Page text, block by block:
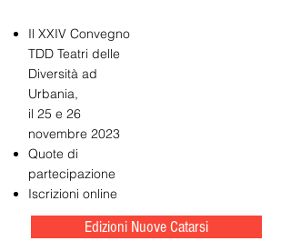
Il XXIV Convegno
TDD Teatri delle
Diversità ad
Urbania,
il 25 e 26
novembre 2023
Quote di
partecipazione
Iscrizioni online
Edizioni Nuove Catarsi